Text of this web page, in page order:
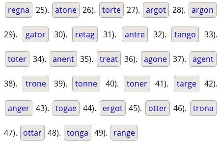
regna 25). atone 26). torte 27). argot 28). argon
29). gator 30). retag 31). antre 32). tango 33).
toter 34). anent 35). treat 36). agone 37). agent
38). trone 39). tonne 40). toner 41). targe 42).
anger 43). togae 44). ergot 45). otter 46). trona
47). ottar 48). tonga 49). range